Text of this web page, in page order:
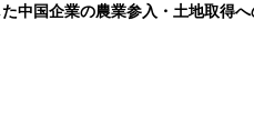
中国企業の農業参入・土地取得へ